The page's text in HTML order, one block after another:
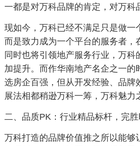
一都是对万科品牌的肯定，对万科
现如今，万科已经不满足只是做一
而是致力成为一个平台的服务者，
同时也将引领地产服务行业，万科
加提升。而作华南地产名企之一的
选房企百强，但从开发经验、品牌
展法相都稍逊万科一筹，万科魅力
二、品质PK：行业精品标杆，完
万科打造的品牌价值推之所以能够